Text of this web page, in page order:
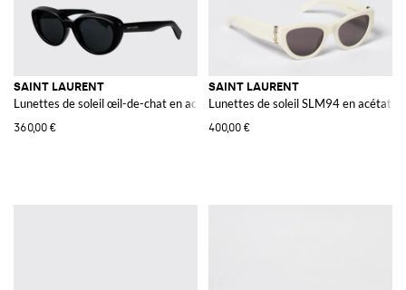
SAINT LAURENT
Lunettes de soleil œil-de-chat en acétate avec logo lettrage contrastant
360,00 €
SAINT LAURENT
Lunettes de soleil SLM94 en acétate
400,00 €